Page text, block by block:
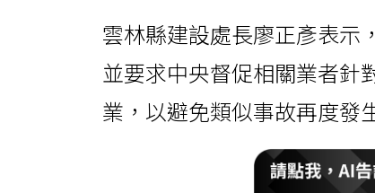
雲林縣建設處長廖正彥表示
並要求中央督促相關業者針
業，以避免類似事故再度發